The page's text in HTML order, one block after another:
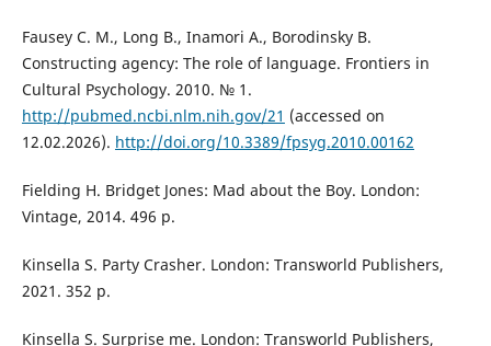
Fausey C. M., Long B., Inamori A., Borodinsky B.
Constructing agency: The role of language. Frontiers in
Cultural Psychology. 2010. № 1.
http://pubmed.ncbi.nlm.nih.gov/21 (accessed on
12.02.2026). http://doi.org/10.3389/fpsyg.2010.00162
Fielding H. Bridget Jones: Mad about the Boy. London:
Vintage, 2014. 496 p.
Kinsella S. Party Crasher. London: Transworld Publishers,
2021. 352 p.
Kinsella S. Surprise me. London: Transworld Publishers,